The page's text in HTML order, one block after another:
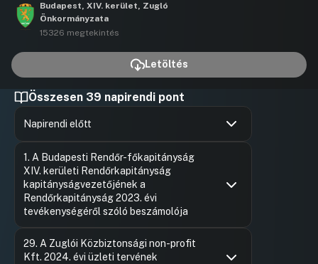
Budapest, XIV. kerület, Zugló
Önkormányzata
15326 megtekintés
Letöltés
Összesen 39 napirendi pont
Napirendi előtt
1. A Budapesti Rendőr-főkapitányság
XIV. kerületi Rendőrkapitányság
kapitányságvezetőjének a
Rendőrkapitányság 2023. évi
tevékenységéről szóló beszámolója
29. A Zuglói Közbiztonsági non-profit
Kft. 2024. évi üzleti tervének